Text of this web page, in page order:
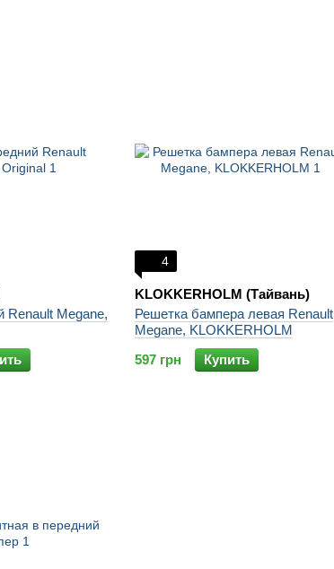
Renault Megane,
4
KLOKKERHOLM (Тайвань)
Решетка бампера левая Renault
Megane, KLOKKERHOLM
597 грн
Купить